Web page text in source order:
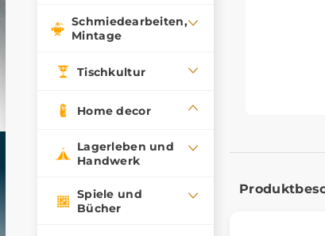
Schmiedearbeiten,
Mintage
Tischkultur
Home decor
Lagerleben und
Handwerk
Spiele und
Bücher